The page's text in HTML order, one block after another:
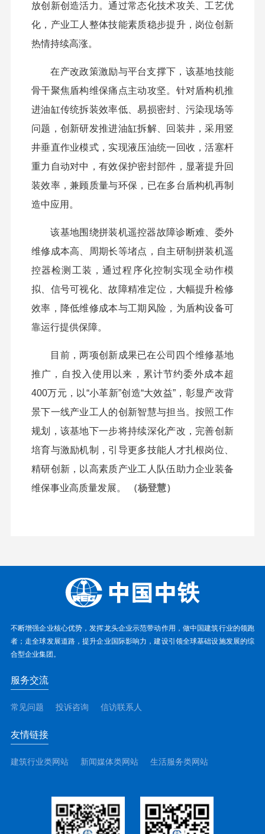
放创新创造活力。通过常态化技术攻关、工艺优
化，产业工人整体技能素质稳步提升，岗位创新
热情持续高涨。
在产改政策激励与平台支撑下，该基地技能
骨干聚焦盾构维保痛点主动攻坚。针对盾构机推
进油缸传统拆装效率低、易损密封、污染现场等
问题，创新研发推进油缸拆解、回装井，采用竖
井垂直作业模式，实现液压油统一回收，活塞杆
重力自动对中，有效保护密封部件，显著提升回
装效率，兼顾质量与环保，已在多台盾构机再制
造中应用。
该基地围绕拼装机遥控器故障诊断难、委外
维修成本高、周期长等堵点，自主研制拼装机遥
控器检测工装，通过程序化控制实现全动作模
拟、信号可视化、故障精准定位，大幅提升检修
效率，降低维修成本与工期风险，为盾构设备可
靠运行提供保障。
目前，两项创新成果已在公司四个维修基地
推广，自投入使用以来，累计节约委外成本超
400万元，以“小革新”创造“大效益”，彰显产改背
景下一线产业工人的创新智慧与担当。按照工作
规划，该基地下一步将持续深化产改，完善创新
培育与激励机制，引导更多技能人才扎根岗位、
精研创新，以高素质产业工人队伍助力企业装备
维保事业高质量发展。
（杨登慧）
不断增强企业核心优势，发挥龙头企业示范带动作用，做中国建筑行业的领跑
者；走全球发展道路，提升企业国际影响力，建设引领全球基础设施发展的综
合型企业集团。
服务交流
常见问题 投诉咨询 信访联系人
友情链接
建筑行业类网站 新闻媒体类网站 生活服务类网站